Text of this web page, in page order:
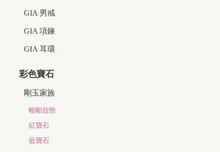
GIA 男戒
GIA 項鍊
GIA 耳環
彩色寶石
剛玉家族
帕帕拉恰
紅寶石
藍寶石